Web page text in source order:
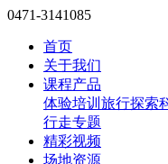
0471-3141085
首页
关于我们
课程产品
体验培训 旅行探索
行走专题
精彩视频
场地资源